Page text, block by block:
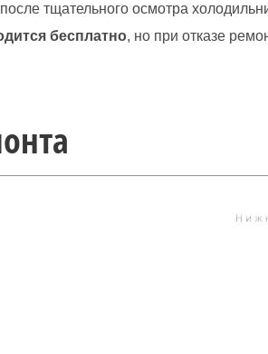
тщательного осмотра
бесплатно, но при отказе